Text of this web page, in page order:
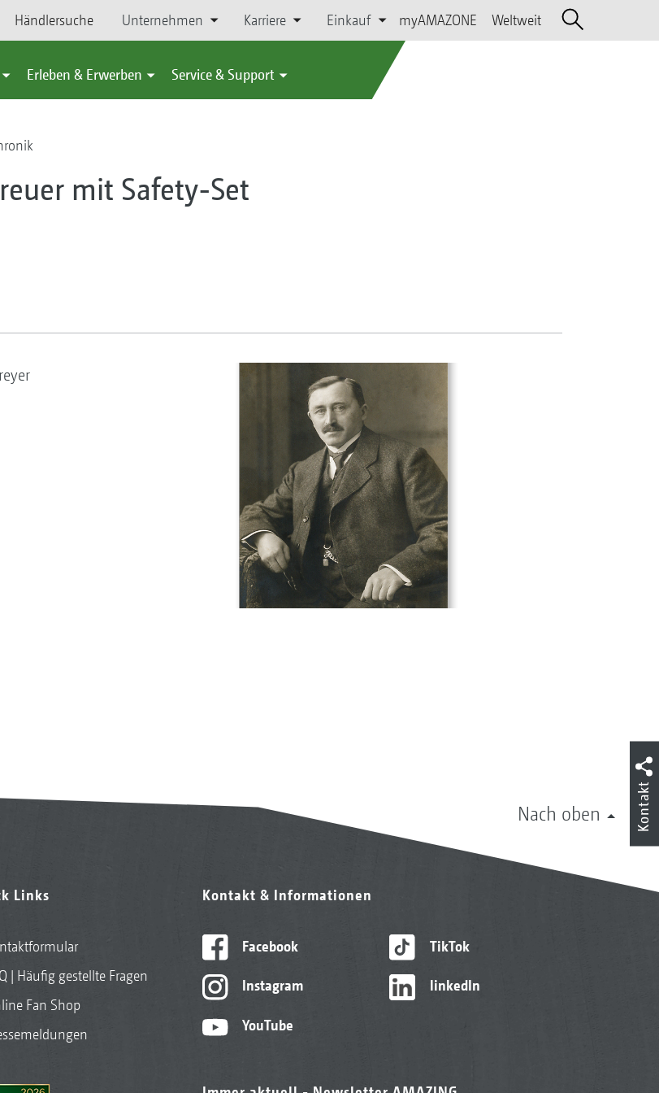
Händlersuche Unternehmen Karriere Einkauf myAMAZONE Weltweit
Erleben & Erwerben Service & Support
mit Safety-Set
Nach oben
Links
| Häufig gestellte Fragen
Fan Shop
Kontakt & Informationen
Facebook
Instagram
YouTube
TikTok
linkedIn
Kontakt